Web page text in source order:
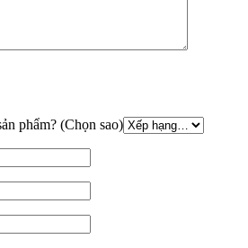
phẩm? (Chọn sao)